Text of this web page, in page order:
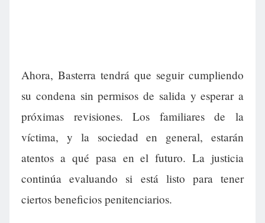
Ahora, Basterra tendrá que seguir cumpliendo
su condena sin permisos de salida y esperar a
próximas revisiones. Los familiares de la
víctima, y la sociedad en general, estarán
atentos a qué pasa en el futuro. La justicia
continúa evaluando si está listo para tener
ciertos beneficios penitenciarios.